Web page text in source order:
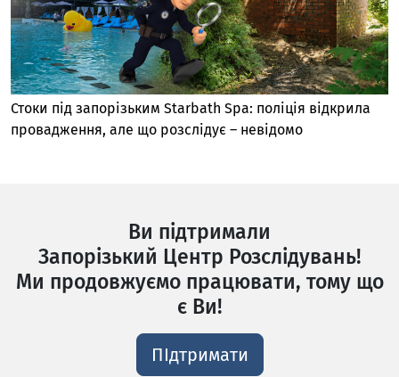
Стоки під запорізьким Starbath Spa: поліція відкрила
провадження, але що розслідує – невідомо
Ви підтримали
Запорізький Центр Розслідувань!
Ми продовжуємо працювати, тому що
є Ви!
ПІдтримати